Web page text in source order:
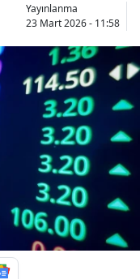
Yayınlanma
23 Mart 2026 - 11:58